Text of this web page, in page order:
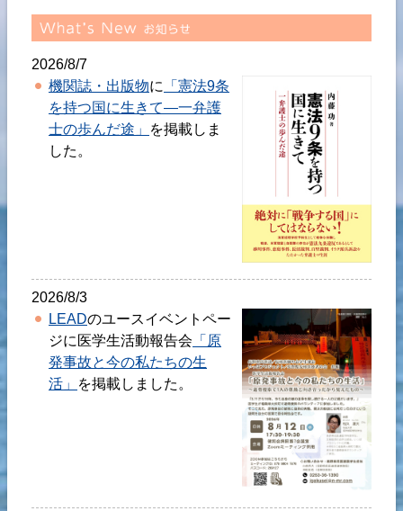
2026/8/7
機関誌・出版物に
「憲法9条
を持つ国に生きて―一弁護
士の歩んだ途」
を掲載しま
した。
2026/8/3
LEADのユースイベントペー
ジに医学生活動報告会 「原
発事故と今の私たちの生
活」
を掲載しました。